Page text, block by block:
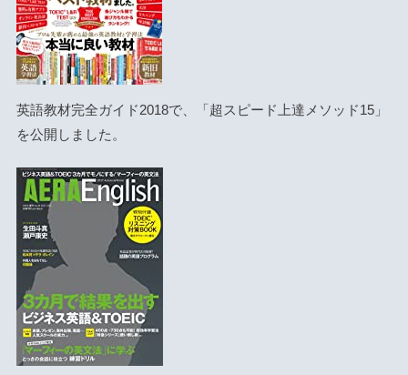
英語教材完全ガイド2018で、「超スピード上達メソッド15」
を公開しました。